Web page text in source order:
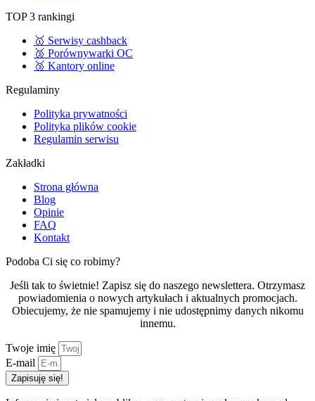
TOP 3 rankingi
🥇 Serwisy cashback
🥈 Porównywarki OC
🥉 Kantory online
Regulaminy
Polityka prywatności
Polityka plików cookie
Regulamin serwisu
Zakładki
Strona główna
Blog
Opinie
FAQ
Kontakt
Podoba Ci się co robimy?
Jeśli tak to świetnie! Zapisz się do naszego newslettera. Otrzymasz
powiadomienia o nowych artykułach i aktualnych promocjach.
Obiecujemy, że nie spamujemy i nie udostępnimy danych nikomu
innemu.
Twoje imię
E-mail
Zapisuję się!